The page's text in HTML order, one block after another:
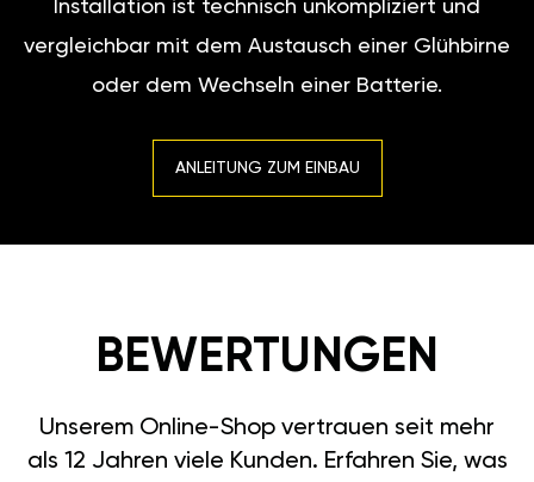
Installation ist technisch unkompliziert und
vergleichbar mit dem Austausch einer Glühbirne
oder dem Wechseln einer Batterie.
ANLEITUNG ZUM EINBAU
BEWERTUNGEN
Unserem Online-Shop vertrauen seit mehr
als 12 Jahren viele Kunden. Erfahren Sie, was